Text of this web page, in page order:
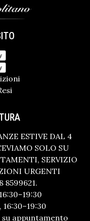
ESTIVE DAL 4
SOLO SU
SERVIZIO
URGENTI
8599621.
su appuntamento